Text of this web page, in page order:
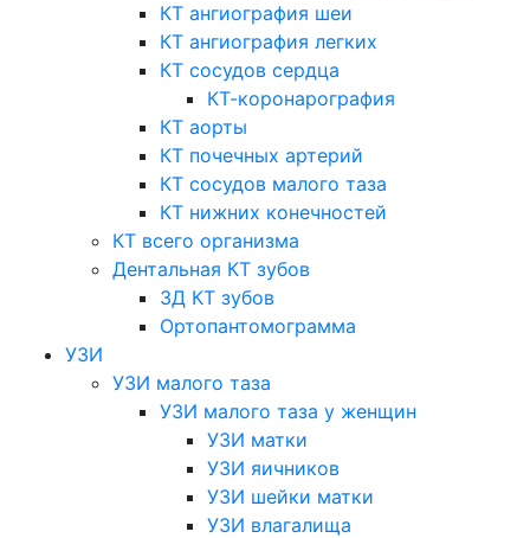
КТ ангиография шеи
КТ ангиография легких
КТ сосудов сердца
КТ-коронарография
КТ аорты
КТ почечных артерий
КТ сосудов малого таза
КТ нижних конечностей
КТ всего организма
Дентальная КТ зубов
3Д КТ зубов
Ортопантомограмма
УЗИ
УЗИ малого таза
УЗИ малого таза у женщин
УЗИ матки
УЗИ яичников
УЗИ шейки матки
УЗИ влагалища